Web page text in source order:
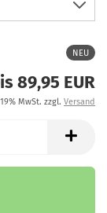
NEU
89,95 EUR
MwSt. zzgl. Versand